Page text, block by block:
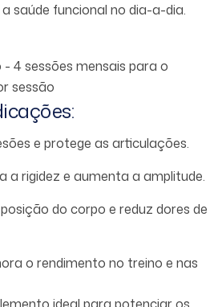
saúde funcional no dia-a-dia.
4 sessões mensais para o
sessão
e protege as articulações.
a rigidez e aumenta a amplitude.
do corpo e reduz dores de
o rendimento no treino e nas